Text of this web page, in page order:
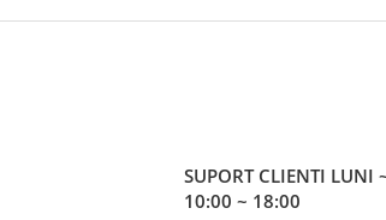
SUPORT CLIENTI LUNI
10:00 ~ 18:00